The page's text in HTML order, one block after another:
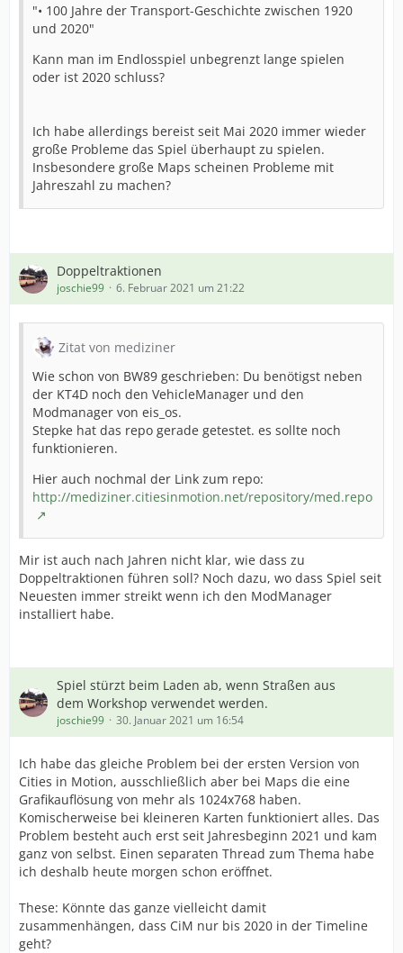
"• 100 Jahre der Transport-Geschichte zwischen 1920
und 2020"
Kann man im Endlosspiel unbegrenzt lange spielen
oder ist 2020 schluss?
Ich habe allerdings bereist seit Mai 2020 immer wieder
große Probleme das Spiel überhaupt zu spielen.
Insbesondere große Maps scheinen Probleme mit
Jahreszahl zu machen?
Doppeltraktionen
joschie99 6. Februar 2021 um 21:22
Zitat von mediziner
Wie schon von BW89 geschrieben: Du benötigst neben
der KT4D noch den VehicleManager und den
Modmanager von eis_os.
Stepke hat das repo gerade getestet. es sollte noch
funktionieren.
Hier auch nochmal der Link zum repo:
http://mediziner.citiesinmotion.net/repository/med.repo
Mir ist auch nach Jahren nicht klar, wie dass zu
Doppeltraktionen führen soll? Noch dazu, wo dass Spiel seit
Neuesten immer streikt wenn ich den ModManager
installiert habe.
Spiel stürzt beim Laden ab, wenn Straßen aus
dem Workshop verwendet werden.
joschie99 30. Januar 2021 um 16:54
Ich habe das gleiche Problem bei der ersten Version von
Cities in Motion, ausschließlich aber bei Maps die eine
Grafikauflösung von mehr als 1024x768 haben.
Komischerweise bei kleineren Karten funktioniert alles. Das
Problem besteht auch erst seit Jahresbeginn 2021 und kam
ganz von selbst. Einen separaten Thread zum Thema habe
ich deshalb heute morgen schon eröffnet.
These: Könnte das ganze vielleicht damit
zusammenhängen, dass CiM nur bis 2020 in der Timeline
geht?